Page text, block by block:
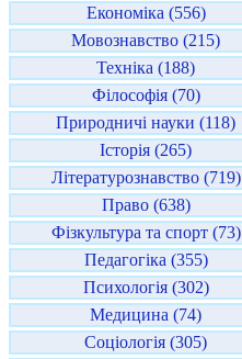
Економіка (556)
Мовознавство (215)
Техніка (188)
Філософія (70)
Природничі науки (118)
Історія (265)
Літературознавство (719)
Право (638)
Фізкультура та спорт (73)
Педагогіка (355)
Психологія (302)
Медицина (74)
Соціологія (305)